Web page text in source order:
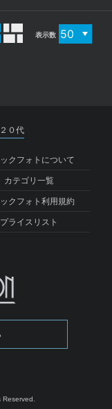
表示数
２０代
クフォトについて
カテゴリ一覧
クフォト利用規約
プライスリスト